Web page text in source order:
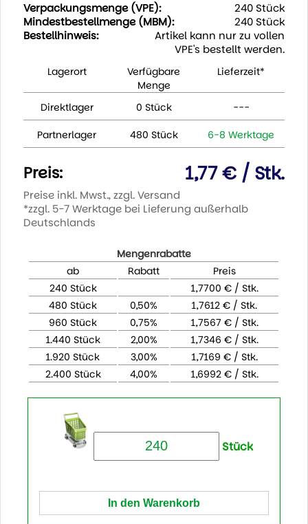
Verpackungsmenge (VPE):
240 Stück
Mindestbestellmenge (MBM):
240 Stück
Bestellhinweis:
Artikel kann nur zu vollen
VPE's bestellt werden.
Lagerort
Verfügbare
Menge
Lieferzeit*
Direktlager 0 Stück ---
Partnerlager 480 Stück 6-8 Werktage
Preis: 1,77 € / Stk.
Preise inkl. Mwst., zzgl. Versand
*zzgl. 5-7 Werktage bei Lieferung außerhalb
Deutschlands
Mengenrabatte
ab
Rabatt
Preis
240 Stück
1,7700 € / Stk.
480 Stück
0,50%
1,7612 € / Stk.
960 Stück
0,75%
1,7567 € / Stk.
1.440 Stück
2,00%
1,7346 € / Stk.
1.920 Stück
3,00%
1,7169 € / Stk.
2.400 Stück
4,00% 1,6992 € / Stk.
Stück